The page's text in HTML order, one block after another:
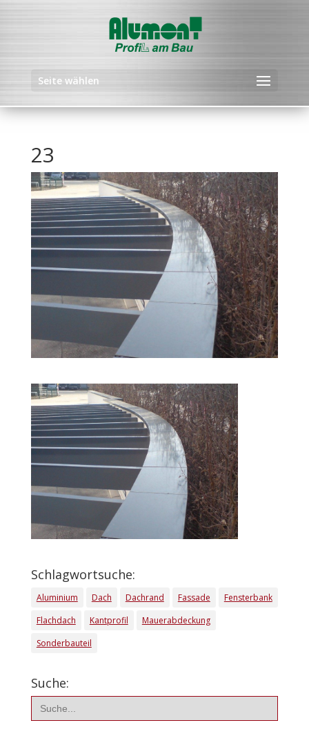
Seite wählen
23
Schlagwortsuche:
Aluminium Dach Dachrand Fassade
Fensterbank
Flachdach
Kantprofil
Mauerabdeckung
Sonderbauteil
Suche:
Search
for: